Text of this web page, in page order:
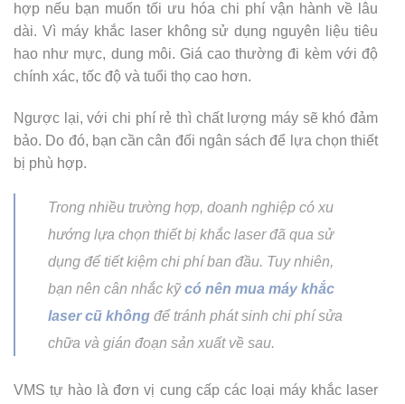
hợp nếu bạn muốn tối ưu hóa chi phí vận hành về lâu
dài. Vì máy khắc laser không sử dụng nguyên liệu tiêu
hao như mực, dung môi. Giá cao thường đi kèm với độ
chính xác, tốc độ và tuổi thọ cao hơn.
Ngược lại, với chi phí rẻ thì chất lượng máy sẽ khó đảm
bảo. Do đó, bạn cần cân đối ngân sách để lựa chọn thiết
bị phù hợp.
Trong nhiều trường hợp, doanh nghiệp có xu
hướng lựa chọn thiết bị khắc laser đã qua sử
dụng để tiết kiệm chi phí ban đầu. Tuy nhiên,
bạn nên cân nhắc kỹcó nên mua máy khắc
laser cũ​ không để tránh phát sinh chi phí sửa
chữa và gián đoạn sản xuất về sau.
VMS tự hào là đơn vị cung cấp các loại máy khắc laser